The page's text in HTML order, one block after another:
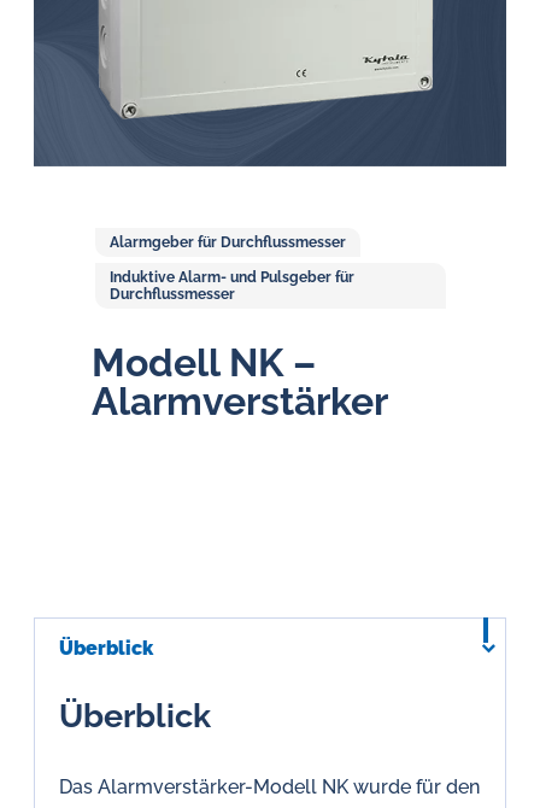
Herausforderungen.
Alarmgeber für Durchflussmesser
Induktive Alarm- und Pulsgeber für
Durchflussmesser
Modell NK –
Alarm­ver­stär­ker
Überblick
Überblick
Das Alarmverstärker-Modell NK wurde für den